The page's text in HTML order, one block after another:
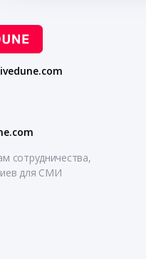
сотрудничества,
для СМИ